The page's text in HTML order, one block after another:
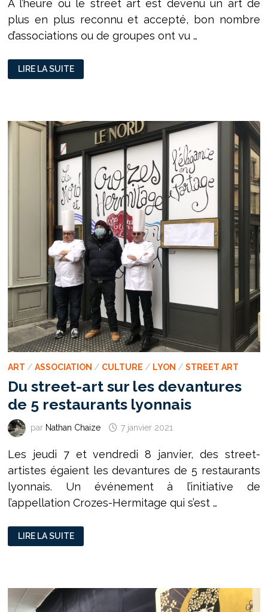
A l’heure où le street art est devenu un art de
plus en plus reconnu et accepté, bon nombre
d’associations ou de groupes ont vu …
STREET-
ART
:
ZOO
ART
LIRE LA SUITE
ART / ASSOCIATION / CULTURE / LYON / STREET ART
Du street-art sur les devantures
de 5 restaurants lyonnais
par Nathan Chaize 7 janvier 2021
Les jeudi 7 et vendredi 8 janvier, des street-
artistes égaient les devantures de 5 restaurants
lyonnais. Un événement à l’initiative de
l’appellation Crozes-Hermitage qui s’est …
DU
STREET-
ART
5
RESTAURANTS
LYONNAIS
LIRE LA SUITE